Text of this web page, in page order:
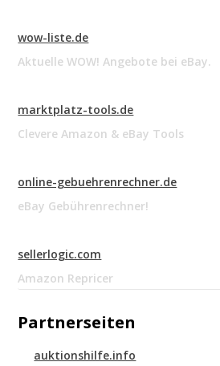
wow-liste.de
Aktuelle WOW! Angebote bei eBay.
marktplatz-tools.de
Clevere Amazon & eBay Tools
online-gebuehrenrechner.de
eBay Gebührenrechner!
sellerlogic.com
Amazon Repricer
Partnerseiten
auktionshilfe.info